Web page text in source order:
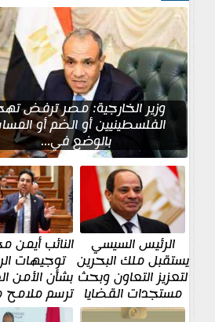
وزير الخارجية: مصر ترفض
الفلسطينيين أو الضم أو
بالوضع في...
الرئيس السيسي
يستقبل ملك البحرين
لتعزيز التعاون وبحث
مستجدات القضايا
الإقليمية والدولية
النائب
توجيهات
بشأن الأمن
ترسم ملامح
جديدة